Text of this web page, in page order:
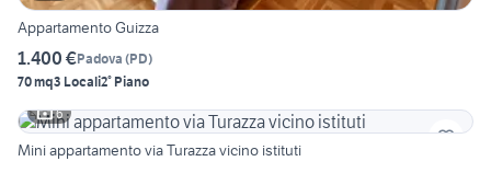
Appartamento Guizza
1.400 €Padova (PD)
70 mq3 Locali2° Piano
6
Mini appartamento via Turazza vicino istituti